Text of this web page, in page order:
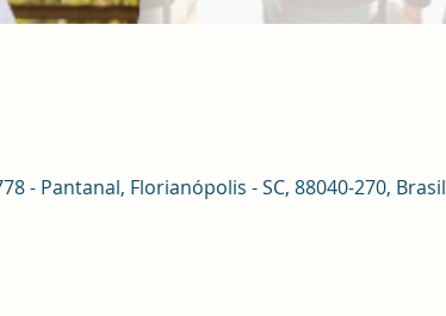
- Pantanal, Florianópolis - SC, 88040-270, Brasil